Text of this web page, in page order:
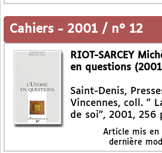
Cahiers - 2001 / n° 12
RIOT-SARCEY
en questions
Saint-Denis,
Vincennes, coll. "
de soi", 2001, 256
Article mis en
dernière